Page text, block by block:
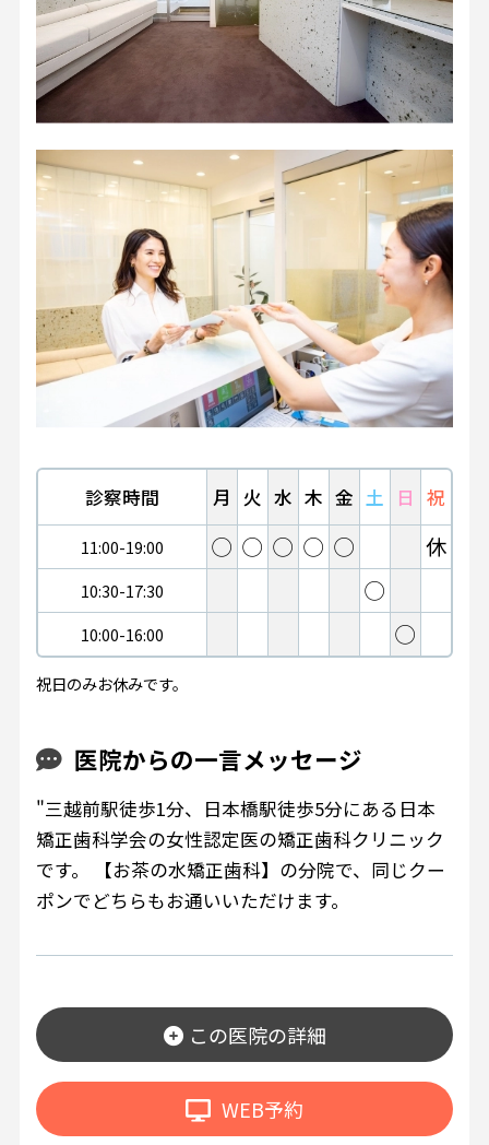
診察時間 月 火 水 木 金 土 日 祝
11:00-19:00 ◯ ◯ ◯ ◯ ◯ 休
10:30-17:30 ◯
10:00-16:00 ◯
祝日のみお休みです。
医院からの一言メッセージ
"三越前駅徒歩1分、日本橋駅徒歩5分にある日本
矯正歯科学会の女性認定医の矯正歯科クリニック
です。 【お茶の水矯正歯科】の分院で、同じクー
ポンでどちらもお通いいただけます。
この医院の詳細
WEB予約